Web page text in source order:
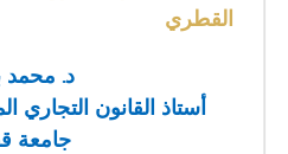
القطري
د. محمد
أستاذ القانون التجاري
جامعة